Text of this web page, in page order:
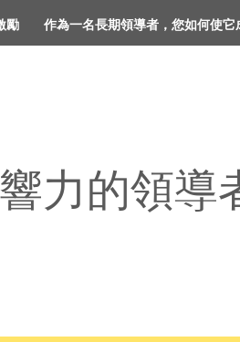
勵 作為一名長期領導者，您如何使它
力的領導